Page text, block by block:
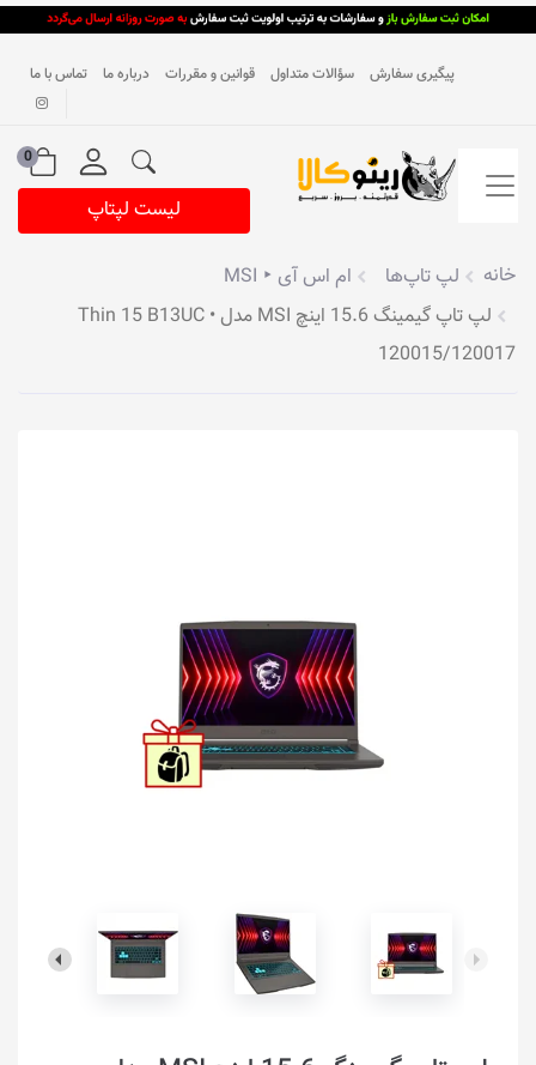
پیگیری سفارش سؤالات متداول قوانین و مقررات درباره ما تماس با ما
0
لیست لپتاپ
خانه لپ تاپ‌ها
ام اس آی ‣ MSI
لپ تاپ گیمینگ 15.6 اینچ MSI مدل Thin 15 B13UC •
120015/120017